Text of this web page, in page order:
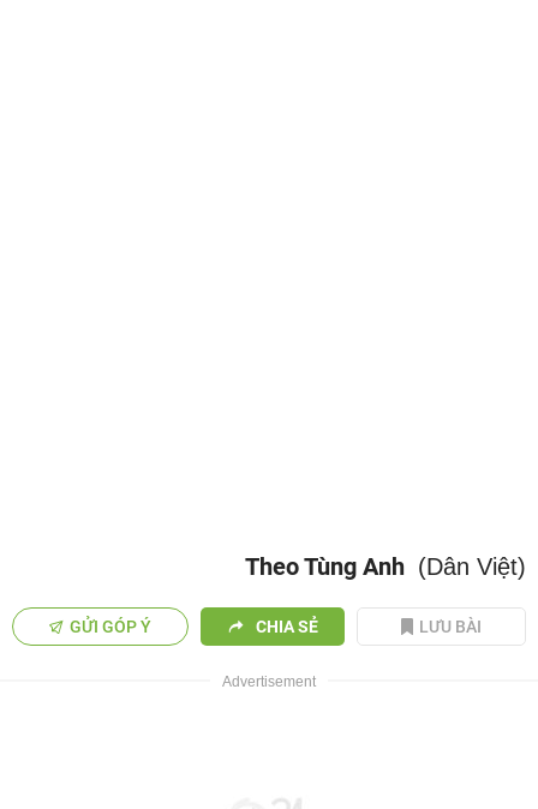
Theo Tùng Anh (Dân Việt)
GỬI GÓP Ý CHIA SẺ LƯU BÀI